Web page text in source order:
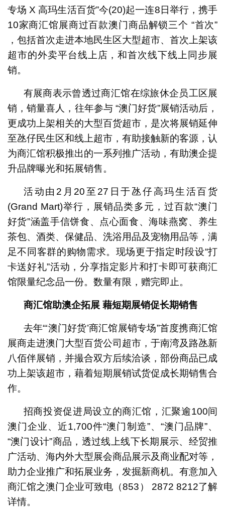
商汇馆过百款澳门好货于2月20至27日在高玛生活百货展
销
专场 X 高玛生活百货”今(20)起一连8日举行，携手
10家商汇馆展商过百款澳门商品解锁三个 “首次”
，包括首次走进本地民生区大型超市、首次上架该
超市的外卖平台线上店，和首次线下线上同步展
销。
有展商表示曾透过商汇馆在综旅休企员工区展
销，销量喜人，往年参与 “澳门好货”展销活动后，
更成功上架相关的大型百货超市，是次将展销延伸
至氹仔民生区和线上超市，有助接触新的客源，认
为商汇馆积极推出的一系列推广活动，有助澳企提
升品牌曝光和拓展销售。
活动由2月20至27日于氹仔高玛生活百货
(Grand Mart)举行，展销品类多元，过百款“澳门
好货”涵盖手信饼食、点心面食、海味燕窝、养生
茶包、酒类、保健品、洗浴用品及宠物用品等，满
足不同客群的购物需求。现场更于指定时段设“打
卡送好礼”活动，分享指定影片和打卡即可获商汇
馆限量纪念品一份。数量有限，赠完即止。
商汇馆助澳企拓展 藉短期展销促长期销售
去年“‘澳门好货’商汇馆展销专场”首度携商汇馆
展商走进澳门大型百货公司超市，于南湾及路氹新
八佰伴展销，并撮合双方后续洽谈，部份商品已成
功上架该超市，藉着短期展销试货促成长期销售合
作。
招商投资促进局设立的商汇馆，汇聚逾100间
澳门企业、近1,700件“澳门制造”、“澳门品牌”、
“澳门设计”商品，透过线上线下长期展示、经贸推
广活动、海内外大型展会商品展示及商业配对等，
助力企业推广和拓展业务，发掘新商机。有意加入
商汇馆之澳门企业可致电（853） 2872 8212了解
详情。